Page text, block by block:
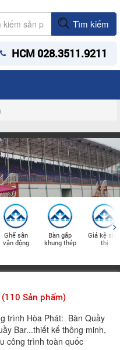
Tìm kiếm
HCM 028.3511.9211
Ghế sân
vận động
Bàn gấp
khung thép
Giá kệ siêu
thị
(110 Sản phẩm)
trình Hòa Phát: Bàn Quầy
Bar...thiết kế thông minh,
công trình toàn quốc